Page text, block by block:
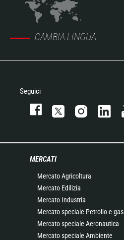
CAMBIA LINGUA
Seguici
MERCATI
Mercato Agricoltura
Mercato Edilizia
Mercato Industria
Mercato speciale Petrolio e gas
Mercato speciale Aeronautica
Mercato speciale Ambiente